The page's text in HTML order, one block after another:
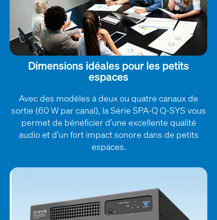
Dimensions idéales pour les petits
espaces
Avec des modèles à deux ou quatre canaux de
sortie (60 W par canal), la Série SPA-Q Q-SYS vous
permet de bénéficier d’une excellente qualité
audio et d’un fort impact sonore dans de petits
espaces.